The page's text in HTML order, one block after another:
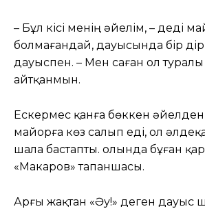
– Бұл кісі менің әйелім, – деді
болмағандай, дауысында бір
дауыспен. – Мен саған ол
айтқанмын.
Ескермес қанға бөккен әйелден
майорға көз салып еді, ол
шала бастапты. Қолында бұған
«Макаров» тапаншасы.
Арғы жақтан «Әу!» деген дауыс